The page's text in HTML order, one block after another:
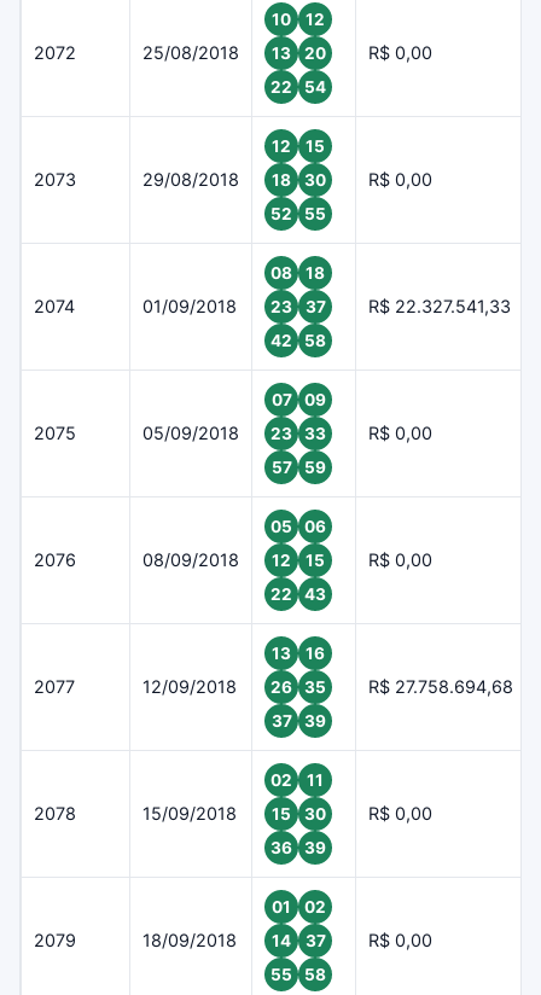
2072 25/08/2018
10
12
13
20
22
54
R$ 0,00
2073 29/08/2018
12
15
18
30
52
55
R$ 0,00
2074 01/09/2018
08
18
23
37
42
58
R$ 22.327.541,33
2075 05/09/2018
07
09
23
33
57
59
R$ 0,00
2076 08/09/2018
05
06
12
15
22
43
R$ 0,00
2077 12/09/2018
13
16
26
35
37
39
R$ 27.758.694,68
2078 15/09/2018
02
11
15
30
36
39
R$ 0,00
2079 18/09/2018
01
02
14
37
55
58
R$ 0,00